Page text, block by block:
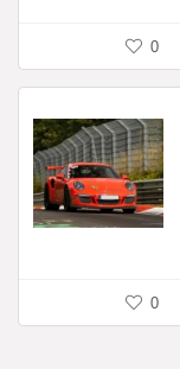
0
0